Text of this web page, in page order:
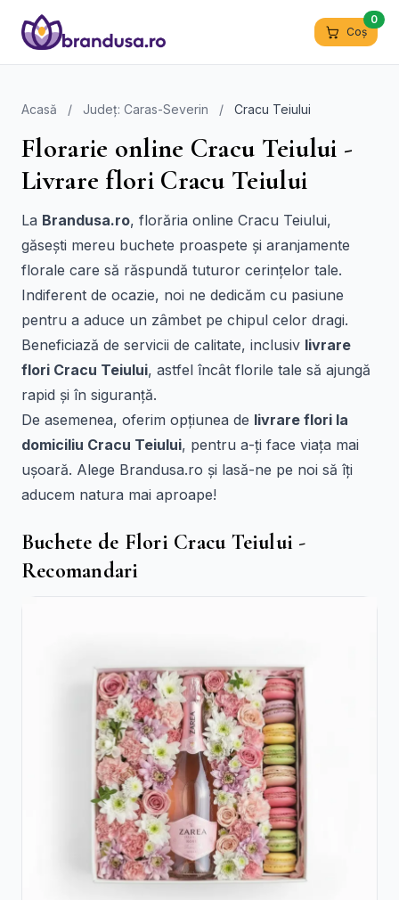
Coș
0
Acasă / Județ: Caras-Severin / Cracu Teiului
Florarie online Cracu Teiului -
Livrare flori Cracu Teiului
La Brandusa.ro, florăria online Cracu Teiului,
găsești mereu buchete proaspete și aranjamente
florale care să răspundă tuturor cerințelor tale.
Indiferent de ocazie, noi ne dedicăm cu pasiune
pentru a aduce un zâmbet pe chipul celor dragi.
Beneficiază de servicii de calitate, inclusiv livrare
flori Cracu Teiului, astfel încât florile tale să ajungă
rapid și în siguranță.
De asemenea, oferim opțiunea de livrare flori la
domiciliu Cracu Teiului, pentru a-ți face viața mai
ușoară. Alege Brandusa.ro și lasă-ne pe noi să îți
aducem natura mai aproape!
Buchete de Flori Cracu Teiului -
Recomandari